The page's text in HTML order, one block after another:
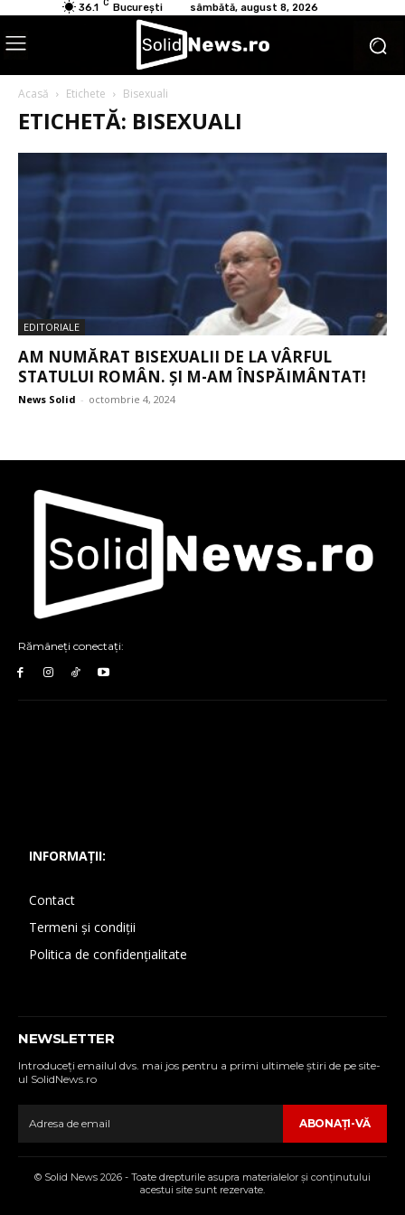
36.1 C București sâmbătă, august 8, 2026
Acasă Etichete Bisexuali
ETICHETĂ: BISEXUALI
EDITORIALE
AM NUMĂRAT BISEXUALII DE LA VÂRFUL
STATULUI ROMÂN. ȘI M-AM ÎNSPĂIMÂNTAT!
News Solid - octombrie 4, 2024
Rămâneți conectați:
INFORMAȚII:
Contact
Termeni și condiții
Politica de confidențialitate
NEWSLETTER
Introduceţi emailul dvs. mai jos pentru a primi ultimele ştiri de pe site-
ul SolidNews.ro
ABONAŢI-VĂ
© Solid News 2026 - Toate drepturile asupra materialelor şi conţinutului
acestui site sunt rezervate.